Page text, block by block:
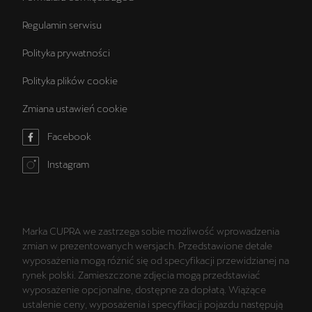
Regulamin serwisu
Polityka prywatności
Polityka plików cookie
Zmiana ustawień cookie
Facebook
Instagram
Marka CUPRA we zastrzega sobie możliwość wprowadzenia
zmian w prezentowanych wersjach. Przedstawione detale
wyposażenia mogą różnić się od specyfikacji przewidzianej na
rynek polski. Zamieszczone zdjęcia mogą przedstawiać
wyposażenie opcjonalne, dostępne za dopłatą. Wiążące
ustalenie ceny, wyposażenia i specyfikacji pojazdu następują